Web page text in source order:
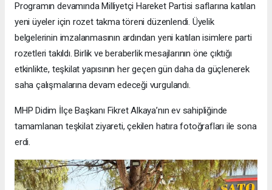
Programın devamında Milliyetçi Hareket Partisi saflarına katılan
yeni üyeler için rozet takma töreni düzenlendi. Üyelik
belgelerinin imzalanmasının ardından yeni katılan isimlere parti
rozetleri takıldı. Birlik ve beraberlik mesajlarının öne çıktığı
etkinlikte, teşkilat yapısının her geçen gün daha da güçlenerek
saha çalışmalarına devam edeceği vurgulandı.
MHP Didim İlçe Başkanı Fikret Alkaya’nın ev sahipliğinde
tamamlanan teşkilat ziyareti, çekilen hatıra fotoğrafları ile sona
erdi.